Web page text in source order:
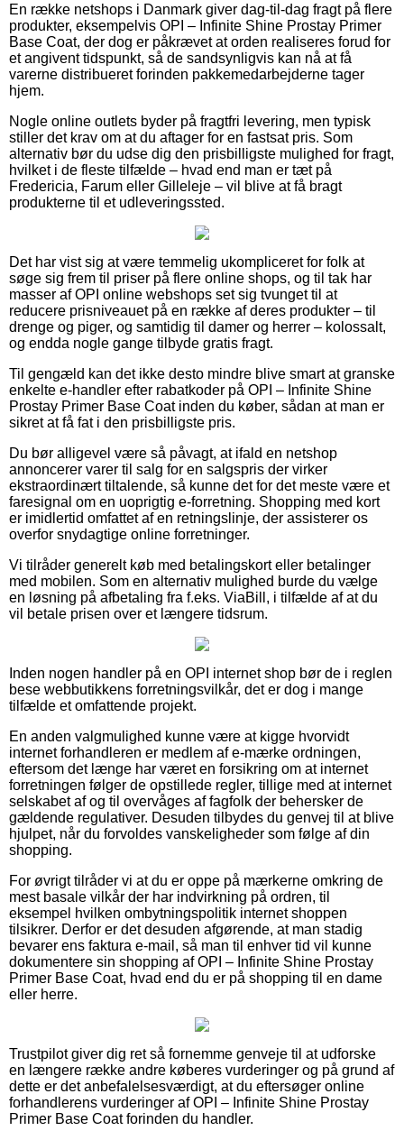
En række netshops i Danmark giver dag-til-dag fragt på flere
produkter, eksempelvis OPI – Infinite Shine Prostay Primer
Base Coat, der dog er påkrævet at orden realiseres forud for
et angivent tidspunkt, så de sandsynligvis kan nå at få
varerne distribueret forinden pakkemedarbejderne tager
hjem.
Nogle online outlets byder på fragtfri levering, men typisk
stiller det krav om at du aftager for en fastsat pris. Som
alternativ bør du udse dig den prisbilligste mulighed for fragt,
hvilket i de fleste tilfælde – hvad end man er tæt på
Fredericia, Farum eller Gilleleje – vil blive at få bragt
produkterne til et udleveringssted.
Det har vist sig at være temmelig ukompliceret for folk at
søge sig frem til priser på flere online shops, og til tak har
masser af OPI online webshops set sig tvunget til at
reducere prisniveauet på en række af deres produkter – til
drenge og piger, og samtidig til damer og herrer – kolossalt,
og endda nogle gange tilbyde gratis fragt.
Til gengæld kan det ikke desto mindre blive smart at granske
enkelte e-handler efter rabatkoder på OPI – Infinite Shine
Prostay Primer Base Coat inden du køber, sådan at man er
sikret at få fat i den prisbilligste pris.
Du bør alligevel være så påvagt, at ifald en netshop
annoncerer varer til salg for en salgspris der virker
ekstraordinært tiltalende, så kunne det for det meste være et
faresignal om en uoprigtig e-forretning. Shopping med kort
er imidlertid omfattet af en retningslinje, der assisterer os
overfor snydagtige online forretninger.
Vi tilråder generelt køb med betalingskort eller betalinger
med mobilen. Som en alternativ mulighed burde du vælge
en løsning på afbetaling fra f.eks. ViaBill, i tilfælde af at du
vil betale prisen over et længere tidsrum.
Inden nogen handler på en OPI internet shop bør de i reglen
bese webbutikkens forretningsvilkår, det er dog i mange
tilfælde et omfattende projekt.
En anden valgmulighed kunne være at kigge hvorvidt
internet forhandleren er medlem af e-mærke ordningen,
eftersom det længe har været en forsikring om at internet
forretningen følger de opstillede regler, tillige med at internet
selskabet af og til overvåges af fagfolk der behersker de
gældende regulativer. Desuden tilbydes du genvej til at blive
hjulpet, når du forvoldes vanskeligheder som følge af din
shopping.
For øvrigt tilråder vi at du er oppe på mærkerne omkring de
mest basale vilkår der har indvirkning på ordren, til
eksempel hvilken ombytningspolitik internet shoppen
tilsikrer. Derfor er det desuden afgørende, at man stadig
bevarer ens faktura e-mail, så man til enhver tid vil kunne
dokumentere sin shopping af OPI – Infinite Shine Prostay
Primer Base Coat, hvad end du er på shopping til en dame
eller herre.
Trustpilot giver dig ret så fornemme genveje til at udforske
en længere række andre køberes vurderinger og på grund af
dette er det anbefalelsesværdigt, at du eftersøger online
forhandlerens vurderinger af OPI – Infinite Shine Prostay
Primer Base Coat forinden du handler.